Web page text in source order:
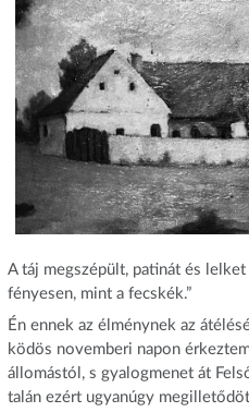
A táj megszépült, patinát és
fényesen, mint a fecskék.”
Én ennek az élménynek az
ködös novemberi napon
állomástól, s gyalogmenet át
talán ezért ugyanúgy